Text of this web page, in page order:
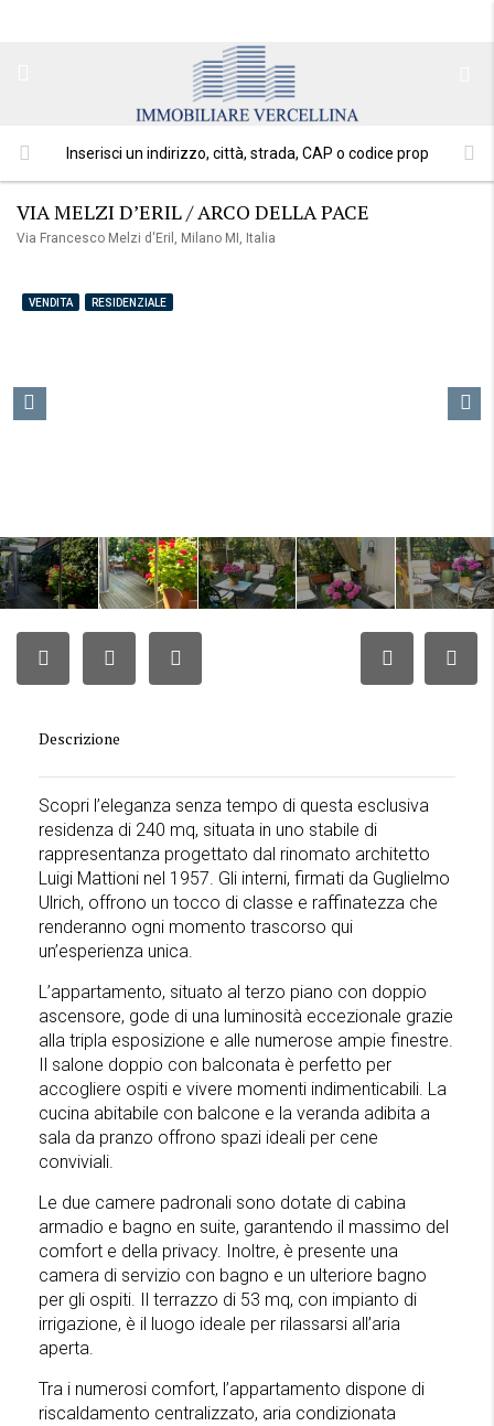
VIA MELZI D’ERIL / ARCO DELLA PACE
Via Francesco Melzi d'Eril, Milano MI, Italia
VENDITA RESIDENZIALE
Descrizione
Scopri l’eleganza senza tempo di questa esclusiva
residenza di 240 mq, situata in uno stabile di
rappresentanza progettato dal rinomato architetto
Luigi Mattioni nel 1957. Gli interni, firmati da Guglielmo
Ulrich, offrono un tocco di classe e raffinatezza che
renderanno ogni momento trascorso qui
un’esperienza unica.
L’appartamento, situato al terzo piano con doppio
ascensore, gode di una luminosità eccezionale grazie
alla tripla esposizione e alle numerose ampie finestre.
Il salone doppio con balconata è perfetto per
accogliere ospiti e vivere momenti indimenticabili. La
cucina abitabile con balcone e la veranda adibita a
sala da pranzo offrono spazi ideali per cene
conviviali.
Le due camere padronali sono dotate di cabina
armadio e bagno en suite, garantendo il massimo del
comfort e della privacy. Inoltre, è presente una
camera di servizio con bagno e un ulteriore bagno
per gli ospiti. Il terrazzo di 53 mq, con impianto di
irrigazione, è il luogo ideale per rilassarsi all’aria
aperta.
Tra i numerosi comfort, l’appartamento dispone di
riscaldamento centralizzato, aria condizionata